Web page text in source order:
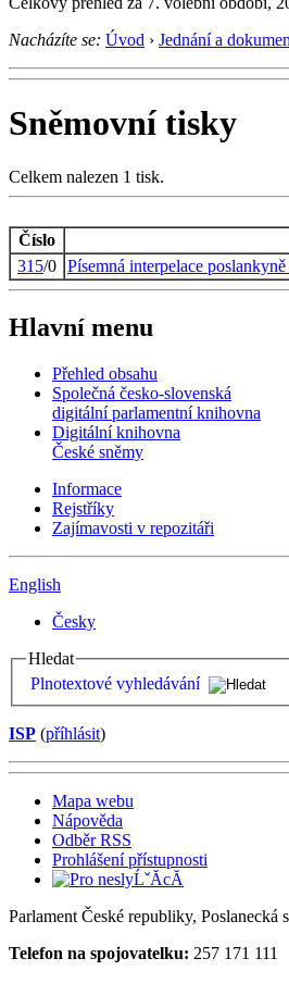
Nacházíte se: Úvod › Jednání a
Sněmovní tisky
Celkem nalezen 1 tisk.
Číslo
315/0 Písemná interpelace
Hlavní menu
Přehled obsahu
Společná česko-slovenská
digitální parlamentní knihovna
Digitální knihovna
České sněmy
Informace
Rejstříky
Zajímavosti v repozitáři
English
Česky
Hledat
Plnotextové vyhledávání
ISP (příhlásit)
Mapa webu
Nápověda
Odběr RSS
Prohlášení přístupnosti
Parlament České republiky, Poslanecká
Telefon na spojovatelku: 257 171 111